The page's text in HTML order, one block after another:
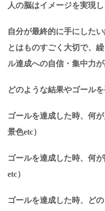
人の脳はイメージを実現
自分が最終的に手にした
とはものすごく大切で、
ル達成への自信・集中力が
どのような結果やゴール
ゴールを達成した時、何
景色etc）
ゴールを達成した時、何
etc）
ゴールを達成した時、ど